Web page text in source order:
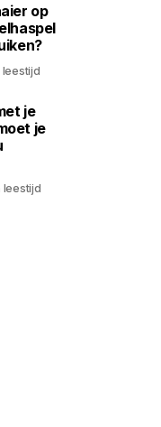
op
leestijd
je
je
leestijd